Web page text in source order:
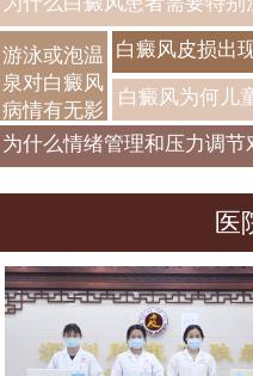
意预防消化道感染？
游泳或泡温
泉对白癜风
病情有无影
响？
白癜风皮损出
保持能力是
白癜风为何儿
年发病率
为什么情绪管理和压力调节
医